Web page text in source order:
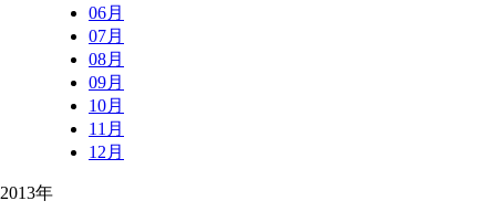
06月
07月
08月
09月
10月
11月
12月
2013年